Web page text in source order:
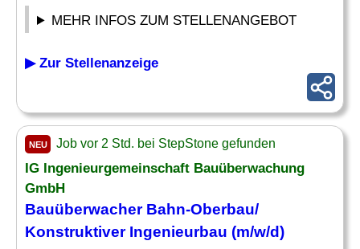
MEHR INFOS ZUM STELLENANGEBOT
▶ Zur Stellenanzeige
NEU Job vor 2 Std. bei StepStone gefunden
IG Ingenieurgemeinschaft Bauüberwachung
GmbH
Bauüberwacher Bahn-Oberbau/
Konstruktiver Ingenieurbau (m/w/d)